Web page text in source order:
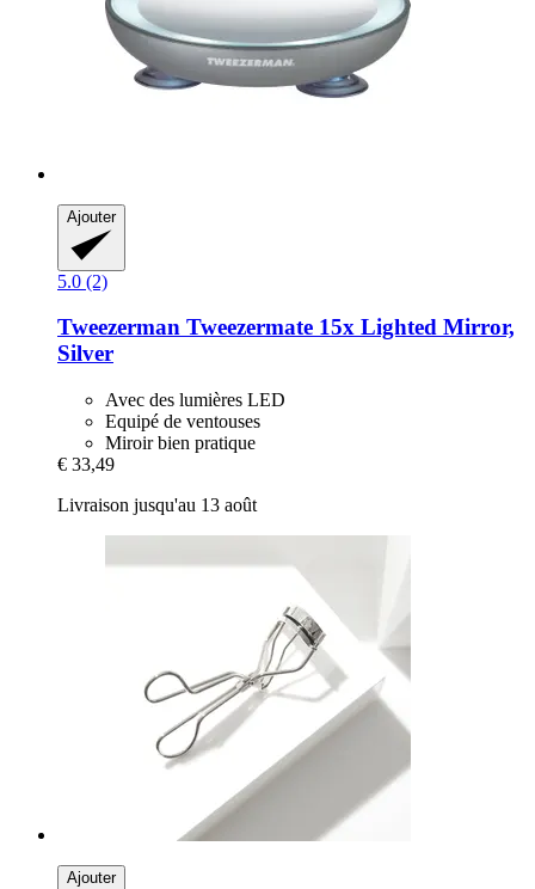
Ajouter
5.0 (2)
Tweezerman Tweezermate 15x Lighted Mirror,
Silver
Avec des lumières LED
Equipé de ventouses
Miroir bien pratique
€ 33,49
Livraison jusqu'au 13 août
Ajouter